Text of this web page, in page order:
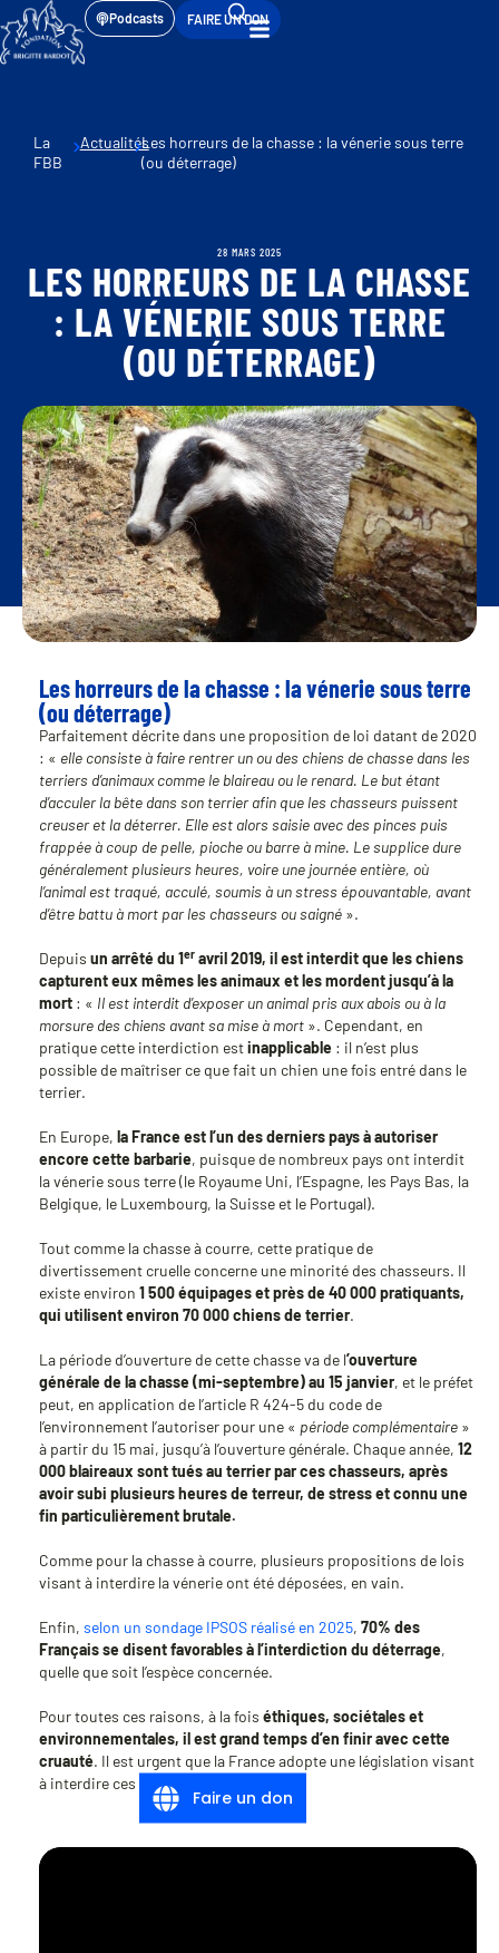
Podcasts FAIRE UN DON
La
FBB
ActualitésLes horreurs de la chasse : la vénerie sous terre
(ou déterrage)
28 MARS 2025
LES HORREURS DE LA CHASSE
: LA VÉNERIE SOUS TERRE
(OU DÉTERRAGE)
Les horreurs de la chasse : la vénerie sous terre
(ou déterrage)
Parfaitement décrite dans une proposition de loi datant de 2020
: « elle consiste à faire rentrer un ou des chiens de chasse dans les
terriers d’animaux comme le blaireau ou le renard. Le but étant
d’acculer la bête dans son terrier afin que les chasseurs puissent
creuser et la déterrer. Elle est alors saisie avec des pinces puis
frappée à coup de pelle, pioche ou barre à mine. Le supplice dure
généralement plusieurs heures, voire une journée entière, où
l’animal est traqué, acculé, soumis à un stress épouvantable, avant
d’être battu à mort par les chasseurs ou saigné ».
Depuis un arrêté du 1er avril 2019, il est interdit que les chiens
capturent eux mêmes les animaux et les mordent jusqu’à la
mort : « Il est interdit d’exposer un animal pris aux abois ou à la
morsure des chiens avant sa mise à mort ». Cependant, en
pratique cette interdiction estinapplicable : il n’est plus
possible de maîtriser ce que fait un chien une fois entré dans le
terrier.
En Europe, la France est l’un des derniers pays à autoriser
encore cette barbarie, puisque de nombreux pays ont interdit
la vénerie sous terre (le Royaume Uni, l’Espagne, les Pays Bas, la
Belgique, le Luxembourg, la Suisse et le Portugal).
Tout comme la chasse à courre, cette pratique de
divertissement cruelle concerne une minorité des chasseurs. Il
existe environ 1 500 équipages et près de 40 000 pratiquants,
qui utilisent environ 70 000 chiens de terrier.
La période d’ouverture de cette chasse va de l’ouverture
générale de la chasse (mi-septembre) au 15 janvier, et le préfet
peut, en application de l’article R 424-5 du code de
l’environnement l’autoriser pour une « période complémentaire »
à partir du 15 mai, jusqu’à l’ouverture générale. Chaque année, 12
000 blaireaux sont tués au terrier par ces chasseurs, après
avoir subi plusieurs heures de terreur, de stress et connu une
fin particulièrement brutale.
Comme pour la chasse à courre, plusieurs propositions de lois
visant à interdire la vénerie ont été déposées, en vain.
Enfin, selon un sondage IPSOS réalisé en 2025, 70% des
Français se disent favorables à l’interdiction du déterrage,
quelle que soit l’espèce concernée.
Pour toutes ces raisons, à la fois éthiques, sociétales et
environnementales, il est grand temps d’en finir avec cette
cruauté. Il est urgent que la France adopte une législation visant
à interdire ces deux modes de chasse.
Faire un don